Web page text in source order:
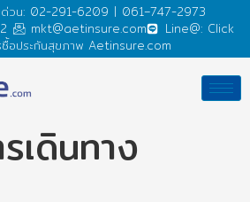
ด่วน: 02-291-6209 | 061–747-2973
mkt@aetinsure.com
Line@: Click
ซื้อประกันสุขภาพ Aetinsure.com
เดินทาง